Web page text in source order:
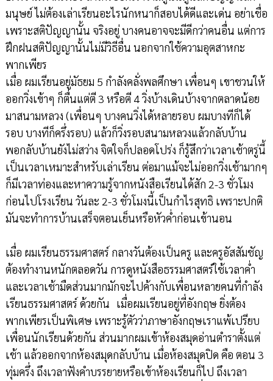
มนุษย์ ไม่ต้องเล่าเรียนอะไรนักหนาก็สอบได้ดีและเด่น อย่าเชื่อ
เพราะสติปัญญานั้น จริงอยู่ บางคนอาจจะมีดีกว่าคนอื่น แต่การ
ฝึกฝนสติปัญญานั้นไม่มีวิธีอื่น นอกจากใช้ความอุตสาหกะ
พากเพียร
เมื่อ ผมเรียนอยู่มัธยม 5 กำลังคลั่งพลศึกษา เพื่อนๆ เขาชวนให้
ออกวิ่งเข้าๆ ก็ตื่นแต่ตี 3 หรือตี 4 วิ่งบ้างเดินบ้างจากตลาดน้อย
มาสนามหลวง (เพื่อนๆ บางคนวิ่งได้หลายรอบ ผมบางทีก็ได้
รอบ บางทีก็ครึ่งรอบ) แล้วก็วิ่งรอบสนามหลวงแล้วกลับบ้าน
พอกลับบ้านยังไม่สว่าง จิตใจก็ปลอดโปร่ง ก็รู้สึกว่าเวลาเช้าตรู่นี้
เป็นเวลาเหมาะสำหรับเล่าเรียน ต่อมาแม้จะไม่ออกวิ่งเช้ามากๆ
ก็มีเวลาท่องและหาความรู้จากหนังสือเรียนได้สัก 2-3 ชั่วโมง
ก่อนไปโรงเรียน วันละ 2-3 ชั่วโมงนี้เป็นกำไรสุทธิ เพราะปกติ
มันจะทำการบ้านเสร็จตอนเย็นหรือหัวค่ำก่อนเข้านอน
เมื่อ ผมเรียนธรรมศาสตร์ กลางวันต้องเป็นครู และครูอัสสัมชัญ
ต้องทำงานหนักตลอดวัน การดูหนังสือธรรมศาสตร์ใช้เวลาค่ำ
และเวลาเช้ามืดส่วนมากมักจะไปค้างกับเพื่อนหลายคนที่กำลัง
เรียนธรรมศาสตร์ ด้วยกัน เมื่อผมเรียนอยู่ที่อังกฤษ ยิ่งต้อง
พากเพียรเป็นพิเศษ เพราะรู้ตัวว่าภาษาอังกฤษเราแพ้เปรียบ
เพื่อนนักเรียนด้วยกัน ส่วนมากผมเข้าห้องสมุดอ่านตำราตั้งแต่
เช้า แล้วออกจากห้องสมุดกลับบ้าน เมื่อห้องสมุดปิด คือ ตอน 3
ทุ่มครึ่ง ถึงเวลาฟังคำบรรยายหรือเข้าห้องเรียนก็ไป ถึงเวลา